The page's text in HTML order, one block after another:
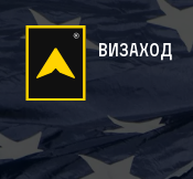
визаход